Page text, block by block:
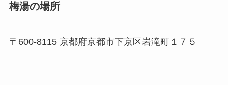
梅湯の場所
〒600-8115 京都府京都市下京区岩滝町１７５